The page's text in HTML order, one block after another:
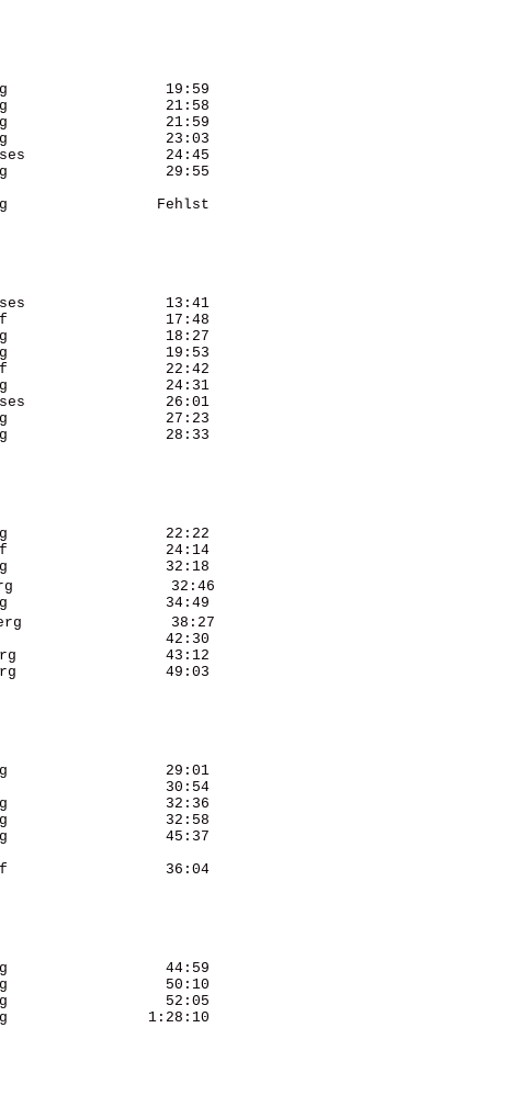
19:59
21:58
21:59
23:03
24:45
29:55
Fehlst
13:41
17:48
18:27
19:53
22:42
24:31
26:01
27:23
28:33
22:22
24:14
32:18
32:46
34:49
38:27
42:30
43:12
49:03
29:01
30:54
32:36
32:58
45:37
36:04
44:59
50:10
52:05
1:28:10